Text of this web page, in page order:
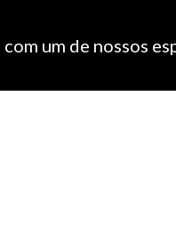
um de nossos